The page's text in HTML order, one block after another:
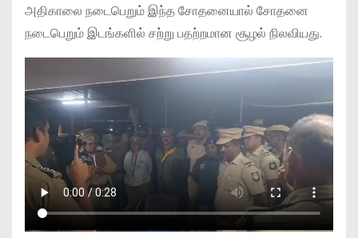
அதிகாலை நடைபெறும் இந்த சோதனையால் சோதனை
நடைபெறும் இடங்களில் சற்று பதற்றமான சூழல் நிலவியது.